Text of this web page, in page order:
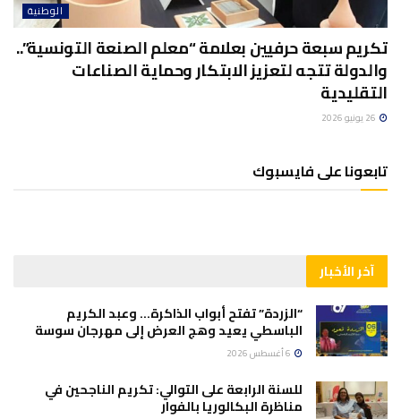
الوطنية
تكريم سبعة حرفيين بعلامة “معلم الصنعة التونسية”..
والدولة تتجه لتعزيز الابتكار وحماية الصناعات
التقليدية
تابعونا على فايسبوك
آخر الأخبار
“الزردة” تفتح أبواب الذاكرة… وعبد الكريم
الباسطي يعيد وهج العرض إلى مهرجان سوسة
للسنة الرابعة على التوالي: تكريم الناجحين في
مناظرة البكالوريا بالفوار